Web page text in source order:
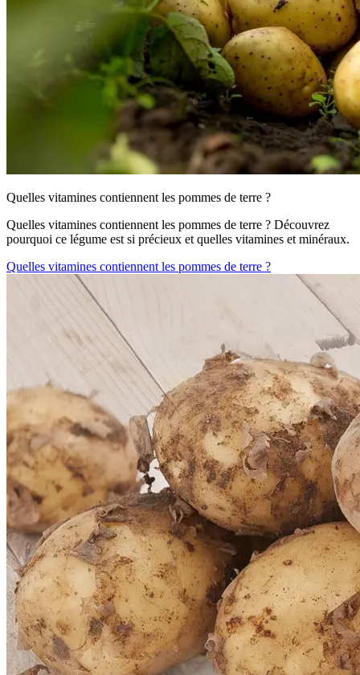
Quelles vitamines contiennent les pommes de terre ?
Quelles vitamines contiennent les pommes de terre ? Découvrez
pourquoi ce légume est si précieux et quelles vitamines et minéraux.
Quelles vitamines contiennent les pommes de terre ?